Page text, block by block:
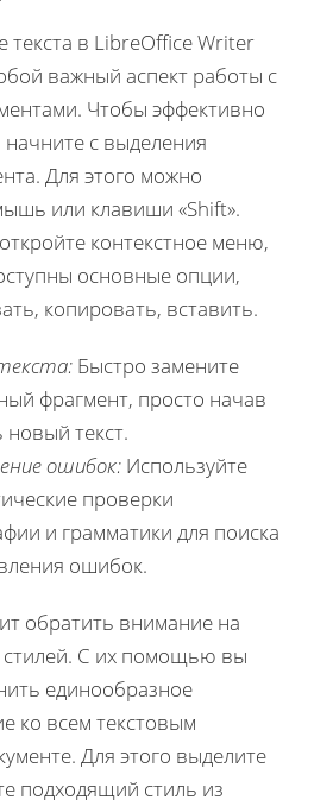
текста в LibreOffice Writer
важный аспект работы с
Чтобы эффективно
начните с выделения
Для этого можно
или клавиши «Shift».
контекстное меню,
основные опции,
копировать, вставить.
Быстро замените
фрагмент, просто начав
новый текст.
ошибок: Используйте
проверки
и грамматики для поиска
ошибок.
обратить внимание на
стилей. С их помощью вы
единообразное
ко всем текстовым
Для этого выделите
подходящий стиль из